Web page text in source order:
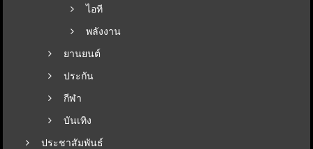
ไอที
พลังงาน
ยานยนต์
ประกัน
กีฬา
บันเทิง
ประชาสัมพันธ์